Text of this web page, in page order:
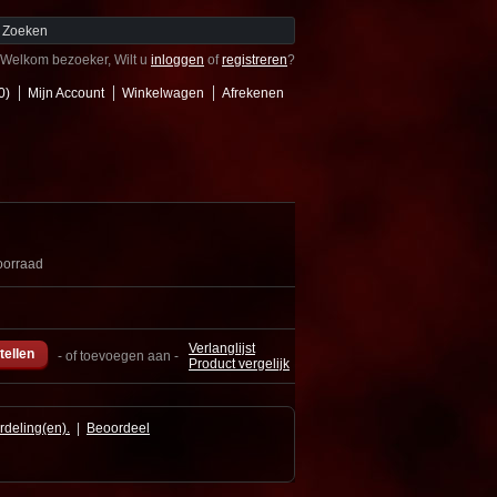
Welkom bezoeker, Wilt u inloggen ofregistreren?
Mijn Account Winkelwagen Afrekenen
- of toevoegen aan - Verlanglijst
Product vergelijk
Beoordeel